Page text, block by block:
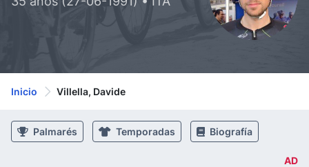
Inicio Villella, Davide
Palmarés Temporadas Biografía
AD